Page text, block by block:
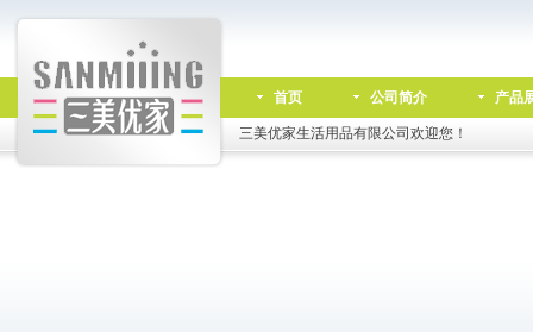
首页 公司简介 产品
三美优家生活用品有限公司欢迎您！